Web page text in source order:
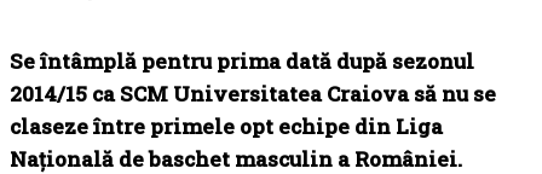
Se întâmplă pentru prima dată după sezonul
2014/15 ca SCM Universitatea Craiova să nu se
claseze între primele opt echipe din Liga
Națională de baschet masculin a României.